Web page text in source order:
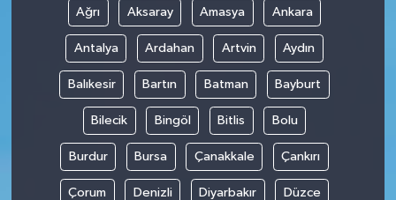
Ağrı Aksaray Amasya Ankara
Antalya Ardahan Artvin Aydın
Balıkesir Bartın Batman Bayburt
Bilecik Bingöl Bitlis Bolu
Burdur Bursa Çanakkale Çankırı
Çorum Denizli Diyarbakır Düzce